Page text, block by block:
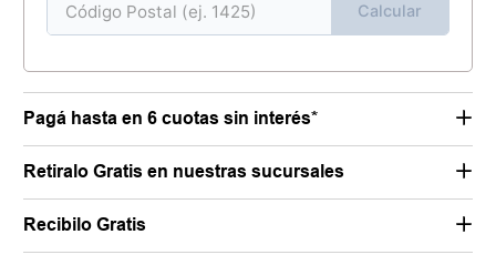
Calcular
Pagá hasta en 6 cuotas sin interés*
Retiralo Gratis en nuestras sucursales
Recibilo Gratis